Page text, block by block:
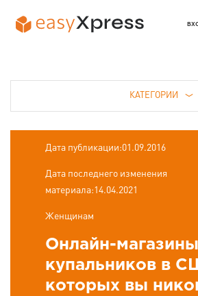
КАТЕГОРИИ
Дата публикации:01.09.2016
Дата последнего изменения
материала:14.04.2021
Женщинам
Онлайн-магазины
купальников в
которых вы